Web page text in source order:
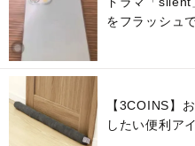
をフラッシュ
【3COINS】
したい便利ア